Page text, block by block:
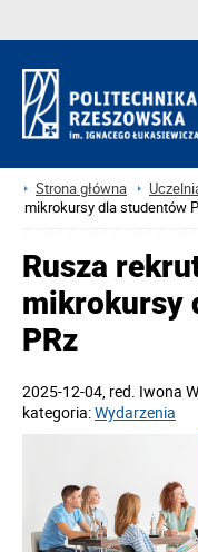
Strona główna
mikrokursy dla studentów
Rusza
mikrokursy
PRz
2025-12-04, red. Iwona
kategoria:Wydarzenia